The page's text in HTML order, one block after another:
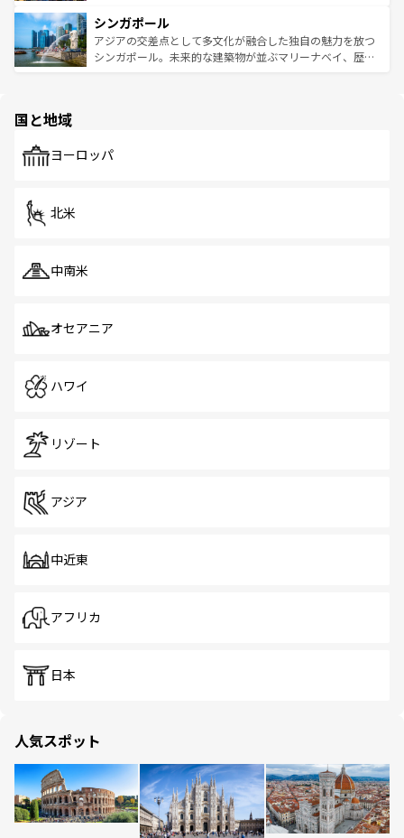
参照してほしい。
激する。気候は一年中温暖で、どの季節にも異なる楽しみ
が待っている。親しみやすいタイの人々、仏教を中心とし
た文化、そして多様な観光資源が、訪れる旅人を魅了し続
み、どこを訪れても感動するはず。観光スポットが密集し
ており、効率よく見どころを回れるのも魅力。息をのむよ
うな絶景から文化的な体験まで、香港を存分に楽しみ尽く
シンガポール
アジアの交差点として多文化が融合した独自の魅力を放つ
シンガポール。未来的な建築物が並ぶマリーナベイ、歴史
で、ホーカーズは地元の風情を楽しめる外せないスポット
国と地域
ヨーロッパ
北米
中南米
オセアニア
ハワイ
リゾート
アジア
中近東
アフリカ
日本
人気スポット